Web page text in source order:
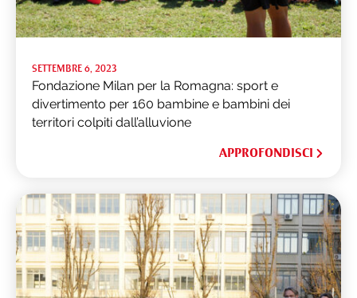
SETTEMBRE 6, 2023
Fondazione Milan per la Romagna: sport e
divertimento per 160 bambine e bambini dei
territori colpiti dall’alluvione
APPROFONDISCI